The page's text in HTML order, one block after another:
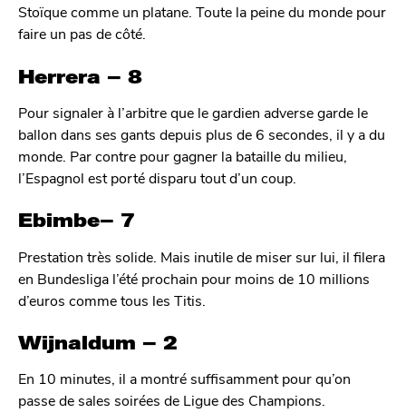
Stoïque comme un platane. Toute la peine du monde pour
faire un pas de côté.
Herrera – 8
Pour signaler à l’arbitre que le gardien adverse garde le
ballon dans ses gants depuis plus de 6 secondes, il y a du
monde. Par contre pour gagner la bataille du milieu,
l’Espagnol est porté disparu tout d’un coup.
Ebimbe– 7
Prestation très solide. Mais inutile de miser sur lui, il filera
en Bundesliga l’été prochain pour moins de 10 millions
d’euros comme tous les Titis.
Wijnaldum – 2
En 10 minutes, il a montré suffisamment pour qu’on
passe de sales soirées de Ligue des Champions.